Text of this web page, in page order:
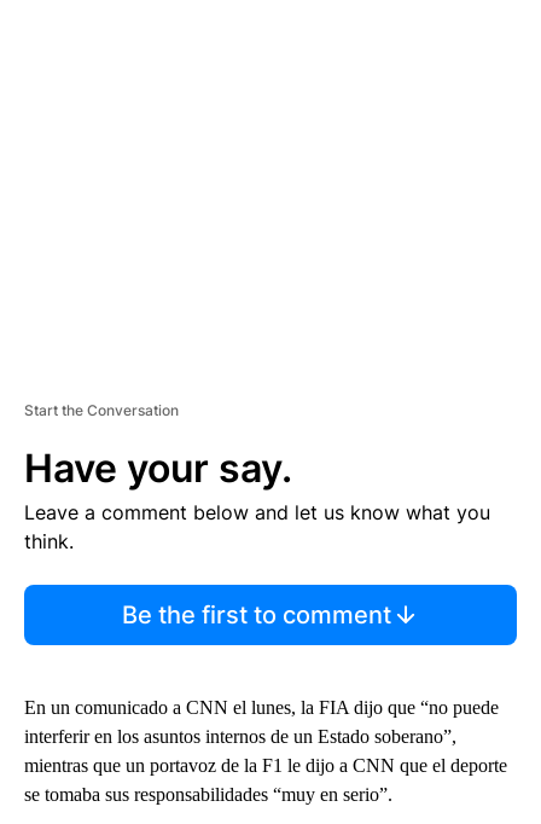
Start the Conversation
Have your say.
Leave a comment below and let us know what you
think.
Be the first to comment
En un comunicado a CNN el lunes, la FIA dijo que “no puede
interferir en los asuntos internos de un Estado soberano”,
mientras que un portavoz de la F1 le dijo a CNN que el deporte
se tomaba sus responsabilidades “muy en serio”.